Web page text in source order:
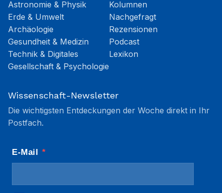
Astronomie & Physik
Erde & Umwelt
Archäologie
Gesundheit & Medizin
Technik & Digitales
Gesellschaft & Psychologie
Kolumnen
Nachgefragt
Rezensionen
Podcast
Lexikon
Wissenschaft-Newsletter
Die wichtigsten Entdeckungen der Woche direkt in Ihr
Postfach.